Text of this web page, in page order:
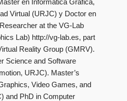
en Informática Gráfica,
Virtual (URJC) y Doctor en
at the VG-Lab
Lab) http://vg-lab.es, part
Reality Group (GMRV).
Science and Software
URJC). Master’s
Video Games, and
and PhD in Computer